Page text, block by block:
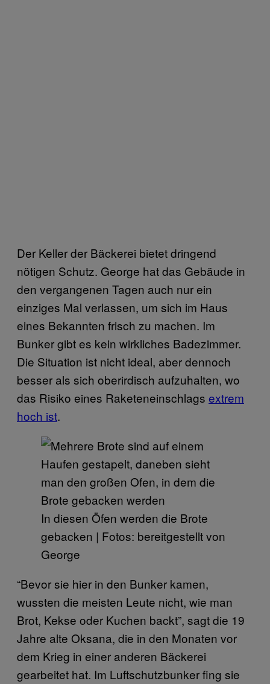
Der Keller der Bäckerei bietet dringend
nötigen Schutz. George hat das Gebäude in
den vergangenen Tagen auch nur ein
einziges Mal verlassen, um sich im Haus
eines Bekannten frisch zu machen. Im
Bunker gibt es kein wirkliches Badezimmer.
Die Situation ist nicht ideal, aber dennoch
besser als sich oberirdisch aufzuhalten, wo
das Risiko eines Raketeneinschlags extrem
hoch ist.
In diesen Öfen werden die Brote
gebacken | Fotos: bereitgestellt von
George
“Bevor sie hier in den Bunker kamen,
wussten die meisten Leute nicht, wie man
Brot, Kekse oder Kuchen backt”, sagt die 19
Jahre alte Oksana, die in den Monaten vor
dem Krieg in einer anderen Bäckerei
gearbeitet hat. Im Luftschutzbunker fing sie